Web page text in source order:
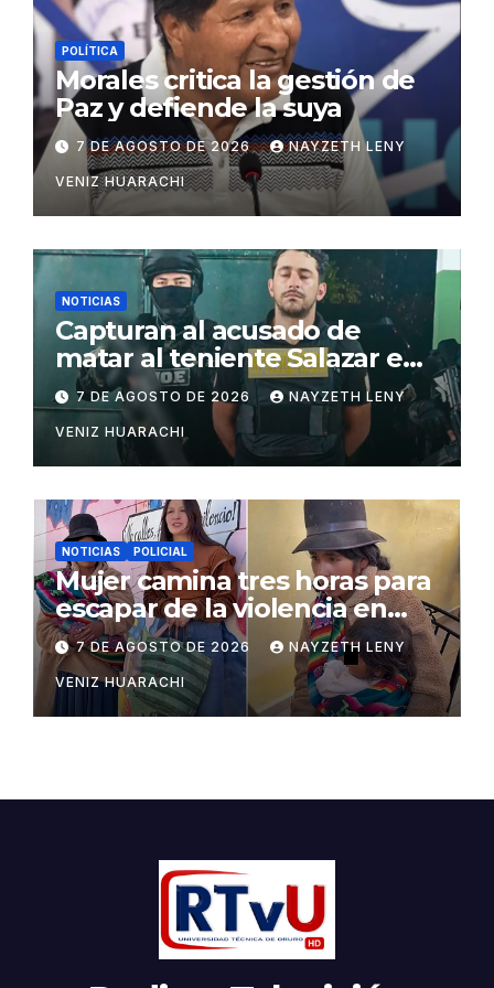
POLÍTICA
Morales critica la gestión de
Paz y defiende la suya
7 DE AGOSTO DE 2026 NAYZETH LENY
VENIZ HUARACHI
NOTICIAS
Capturan al acusado de
matar al teniente Salazar en
San Matías
7 DE AGOSTO DE 2026 NAYZETH LENY
VENIZ HUARACHI
NOTICIAS POLICIAL
Mujer camina tres horas para
escapar de la violencia en
Potosí
7 DE AGOSTO DE 2026 NAYZETH LENY
VENIZ HUARACHI